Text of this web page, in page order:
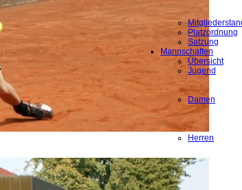
Platzordnung
Satzung
Mannschaften
Übersicht
Jugend
Damen
Herren